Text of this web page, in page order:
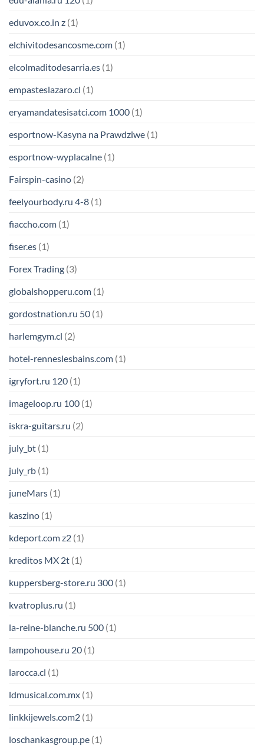
eduvox.co.in z (1)
elchivitodesancosme.com (1)
elcolmaditodesarria.es (1)
empasteslazaro.cl (1)
eryamandatesisatci.com 1000 (1)
esportnow-Kasyna na Prawdziwe (1)
esportnow-wyplacalne (1)
Fairspin-casino (2)
feelyourbody.ru 4-8 (1)
fiaccho.com (1)
fiser.es (1)
Forex Trading (3)
globalshopperu.com (1)
gordostnation.ru 50 (1)
harlemgym.cl (2)
hotel-renneslesbains.com (1)
igryfort.ru 120 (1)
imageloop.ru 100 (1)
iskra-guitars.ru (2)
july_bt (1)
july_rb (1)
juneMars (1)
kaszino (1)
kdeport.com z2 (1)
kreditos MX 2t (1)
kuppersberg-store.ru 300 (1)
kvatroplus.ru (1)
la-reine-blanche.ru 500 (1)
lampohouse.ru 20 (1)
larocca.cl (1)
ldmusical.com.mx (1)
linkkijewels.com2 (1)
loschankasgroup.pe (1)